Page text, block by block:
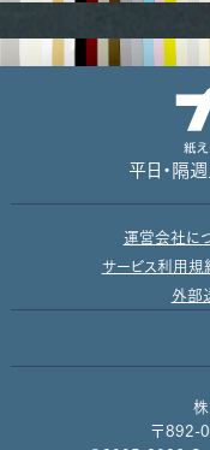
平日・隔
運営会社に
サービス利用規
外部
株
〒892-